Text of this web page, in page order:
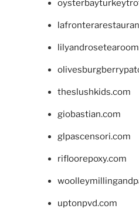
theslushkids.com
giobastian.com
glpascensori.com
rifloorepoxy.com
uptonpvd.com